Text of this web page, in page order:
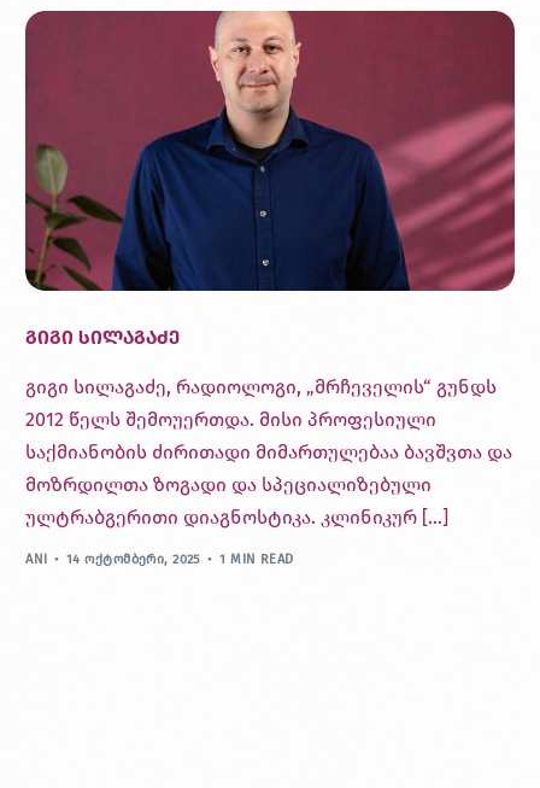
გიგი სილაგაძე
გიგი სილაგაძე, რადიოლოგი, „მრჩეველის“ გუნდს
2012 წელს შემოუერთდა. მისი პროფესიული
საქმიანობის ძირითადი მიმართულებაა ბავშვთა და
მოზრდილთა ზოგადი და სპეციალიზებული
ულტრაბგერითი დიაგნოსტიკა. კლინიკურ […]
ANI 14 ᲝᲥᲢᲝᲛᲑᲔᲠᲘ, 2025 1 MIN READ